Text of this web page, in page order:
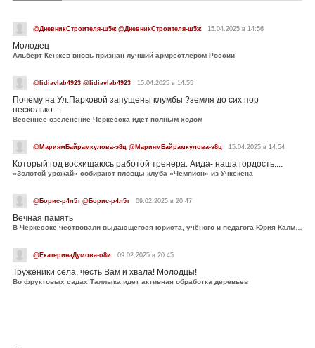
@ДневникСтроителя-ш5ж @ДневникСтроителя-ш5ж 15.04.2025 в 14:56
Молодец
Альберт Кенжев вновь признан лучший армрестлером России
@lidiavlab4923 @lidiavlab4923 15.04.2025 в 14:55
Почему на Ул.Парковой запущены клумбы ?земля до сих пор
несколько...
Весеннее озеленение Черкесска идет полным ходом
@МариямБайрамкулова-э8ц @МариямБайрамкулова-э8ц 15.04.2025 в 14:54
Который год восхищаюсь работой тренера. Аида- наша гордость....
«Золотой урожай» собирают пловцы клуба «Чемпион» из Учкекена
@Борис-р4л5т @Борис-р4л5т 09.02.2025 в 20:47
Вечная память
В Черкесске чествовали выдающегося юриста, учёного и педагога Юрия Калмыкова
@ЕкатеринаДумова-о8и 09.02.2025 в 20:45
Труженики села, честь Вам и хвала! Молодцы!
Во фруктовых садах Таллыка идет активная обработка деревьев